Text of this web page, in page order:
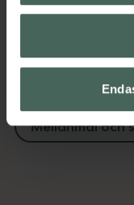
Upptäck flera
Kost och hälsa
Mellanmål och